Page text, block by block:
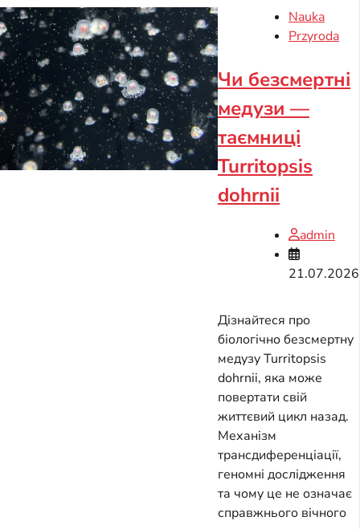
Nauka
Przyroda
Чи безсмертні
медузи —
таємниці
Turritopsis
dohrnii
admin
21.07.2026
Дізнайтеся про
біологічно безсмертну
медузу Turritopsis
dohrnii, яка може
повертати свій
життєвий цикл назад.
Механізм
трансдиференціації,
геномні дослідження
та чому це не означає
справжнього вічного